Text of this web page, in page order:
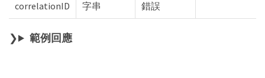
correlationID 字串 錯誤
範例回應